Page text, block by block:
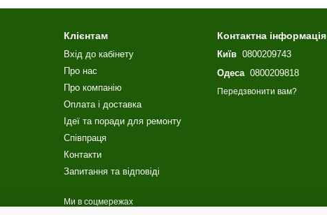
Клієнтам
Вхід до кабінету
Про нас
Про компанію
Оплата і доставка
Ідеї та поради для ремонту
Співпраця
Контакти
Запитання та відповіді
Ми в соцмережах
Контактна інформація
Київ 0800209743
Одеса0800209818
Передзвонити вам?